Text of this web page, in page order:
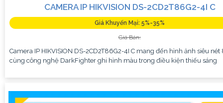
CAMERA IP HIKVISION DS-2CD2T86G2-4I C
Giá Khuyến Mại: 5%-35%
Giá Bán:
Camera IP HIKVISION DS-2CD2T86G2-4I C mang đến hình ảnh siêu nét
cùng công nghệ DarkFighter ghi hình màu trong điều kiện thiếu sáng